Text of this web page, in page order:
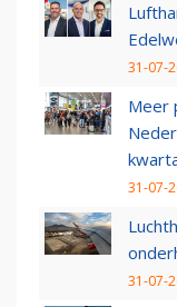
31-07-
Meer
31-07-
31-07-